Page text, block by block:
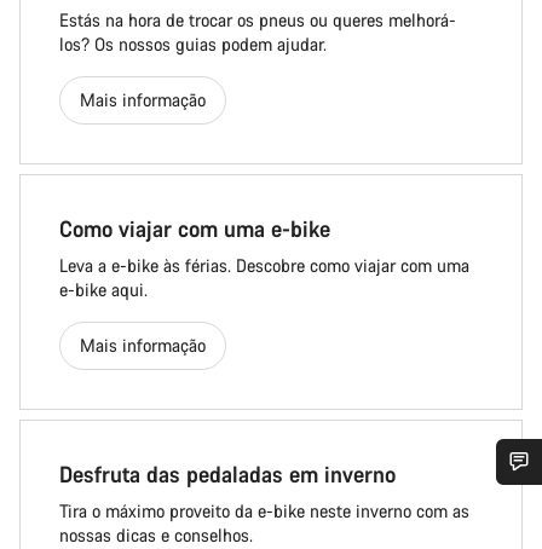
Estás na hora de trocar os pneus ou queres melhorá-
los? Os nossos guias podem ajudar.
Mais informação
Como viajar com uma e-bike
Leva a e-bike às férias. Descobre como viajar com uma
e-bike aqui.
Mais informação
Desfruta das pedaladas em inverno
Tira o máximo proveito da e-bike neste inverno com as
nossas dicas e conselhos.